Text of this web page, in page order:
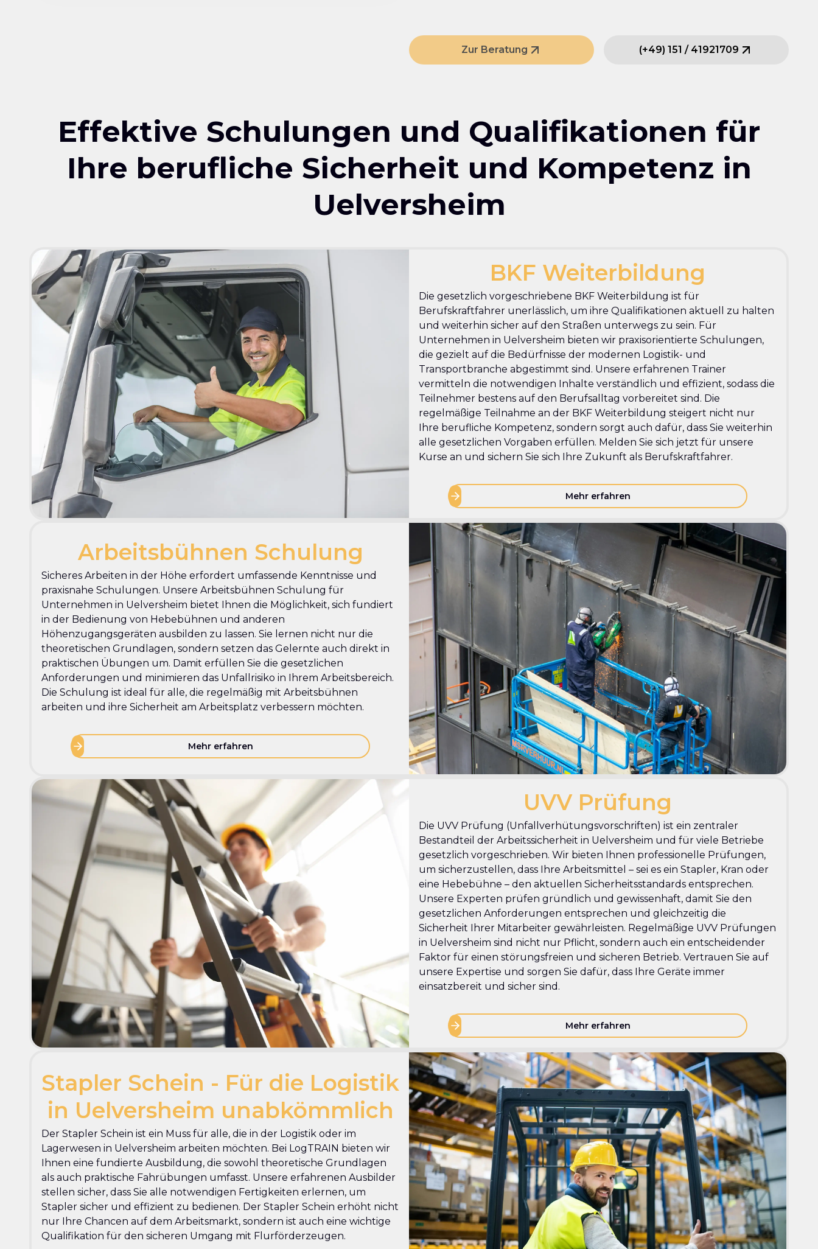
Zur Beratung (+49) 151 / 41921709
Effektive Schulungen und Qualifikationen für
Ihre berufliche Sicherheit und Kompetenz in
Uelversheim
BKF Weiterbildung
Die gesetzlich vorgeschriebene BKF Weiterbildung ist für
Berufskraftfahrer unerlässlich, um ihre Qualifikationen aktuell zu halten
und weiterhin sicher auf den Straßen unterwegs zu sein. Für
Unternehmen in Uelversheim bieten wir praxisorientierte Schulungen,
die gezielt auf die Bedürfnisse der modernen Logistik- und
Transportbranche abgestimmt sind. Unsere erfahrenen Trainer
vermitteln die notwendigen Inhalte verständlich und effizient, sodass die
Teilnehmer bestens auf den Berufsalltag vorbereitet sind. Die
regelmäßige Teilnahme an der BKF Weiterbildung steigert nicht nur
Ihre berufliche Kompetenz, sondern sorgt auch dafür, dass Sie weiterhin
alle gesetzlichen Vorgaben erfüllen. Melden Sie sich jetzt für unsere
Kurse an und sichern Sie sich Ihre Zukunft als Berufskraftfahrer.
Mehr erfahren
Arbeitsbühnen Schulung
Sicheres Arbeiten in der Höhe erfordert umfassende Kenntnisse und
praxisnahe Schulungen. Unsere Arbeitsbühnen Schulung für
Unternehmen in Uelversheim bietet Ihnen die Möglichkeit, sich fundiert
in der Bedienung von Hebebühnen und anderen
Höhenzugangsgeräten ausbilden zu lassen. Sie lernen nicht nur die
theoretischen Grundlagen, sondern setzen das Gelernte auch direkt in
praktischen Übungen um. Damit erfüllen Sie die gesetzlichen
Anforderungen und minimieren das Unfallrisiko in Ihrem Arbeitsbereich.
Die Schulung ist ideal für alle, die regelmäßig mit Arbeitsbühnen
arbeiten und ihre Sicherheit am Arbeitsplatz verbessern möchten.
Mehr erfahren
UVV Prüfung
Die UVV Prüfung (Unfallverhütungsvorschriften) ist ein zentraler
Bestandteil der Arbeitssicherheit in Uelversheim und für viele Betriebe
gesetzlich vorgeschrieben. Wir bieten Ihnen professionelle Prüfungen,
um sicherzustellen, dass Ihre Arbeitsmittel – sei es ein Stapler, Kran oder
eine Hebebühne – den aktuellen Sicherheitsstandards entsprechen.
Unsere Experten prüfen gründlich und gewissenhaft, damit Sie den
gesetzlichen Anforderungen entsprechen und gleichzeitig die
Sicherheit Ihrer Mitarbeiter gewährleisten. Regelmäßige UVV Prüfungen
in Uelversheim sind nicht nur Pflicht, sondern auch ein entscheidender
Faktor für einen störungsfreien und sicheren Betrieb. Vertrauen Sie auf
unsere Expertise und sorgen Sie dafür, dass Ihre Geräte immer
einsatzbereit und sicher sind.
Mehr erfahren
Stapler Schein - Für die Logistik
in Uelversheim unabkömmlich
Der Stapler Schein ist ein Muss für alle, die in der Logistik oder im
Lagerwesen in Uelversheim arbeiten möchten. Bei LogTRAIN bieten wir
Ihnen eine fundierte Ausbildung, die sowohl theoretische Grundlagen
als auch praktische Fahrübungen umfasst. Unsere erfahrenen Ausbilder
stellen sicher, dass Sie alle notwendigen Fertigkeiten erlernen, um
Stapler sicher und effizient zu bedienen. Der Stapler Schein erhöht nicht
nur Ihre Chancen auf dem Arbeitsmarkt, sondern ist auch eine wichtige
Qualifikation für den sicheren Umgang mit Flurförderzeugen.